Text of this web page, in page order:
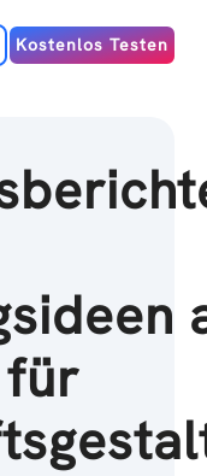
Kostenlos Testen
für